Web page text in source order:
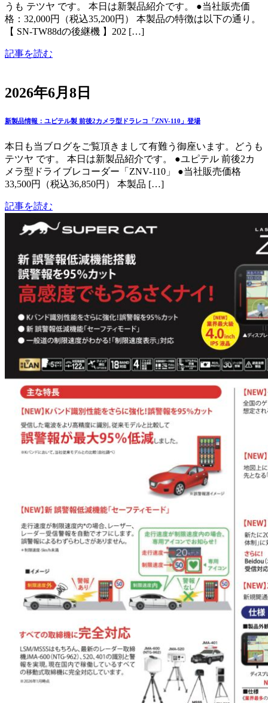
うも テツヤ です。 本日は新製品紹介です。 ●当社販売価
格：32,000円（税込35,200円） 本製品の特徴は以下の通り。
【 SN-TW88dの後継機 】202 […]
記事を読む
2026年6月8日
新製品情報：ユピテル製 前後2カメラ型ドラレコ「ZNV-110」登場
本日も当ブログをご覧頂きまして有難う御座います。どうも
テツヤ です。 本日は新製品紹介です。 ●ユピテル 前後2カ
メラ型ドライブレコーダー「ZNV-110」 ●当社販売価格
33,500円（税込36,850円） 本製品 […]
記事を読む